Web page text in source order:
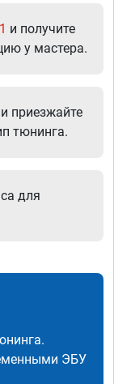
и получите
у мастера.
приезжайте
тюнинга.
для
ЭБУ